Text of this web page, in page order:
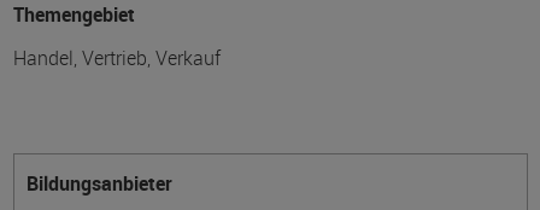
Themengebiet
Handel, Vertrieb, Verkauf
Bildungsanbieter